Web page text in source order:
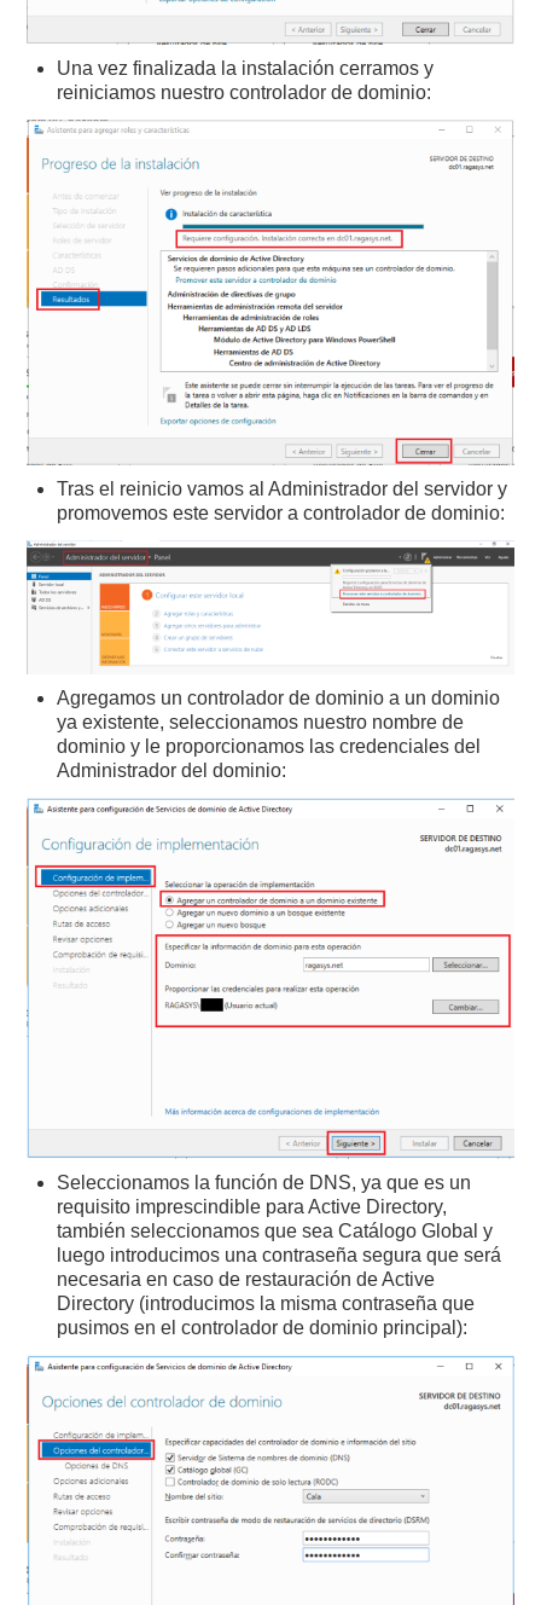
Una vez finalizada la instalación cerramos y
reiniciamos nuestro controlador de dominio:
Tras el reinicio vamos al Administrador del servidor y
promovemos este servidor a controlador de dominio:
Agregamos un controlador de dominio a un dominio
ya existente, seleccionamos nuestro nombre de
dominio y le proporcionamos las credenciales del
Administrador del dominio:
Seleccionamos la función de DNS, ya que es un
requisito imprescindible para Active Directory,
también seleccionamos que sea Catálogo Global y
luego introducimos una contraseña segura que será
necesaria en caso de restauración de Active
Directory (introducimos la misma contraseña que
pusimos en el controlador de dominio principal):